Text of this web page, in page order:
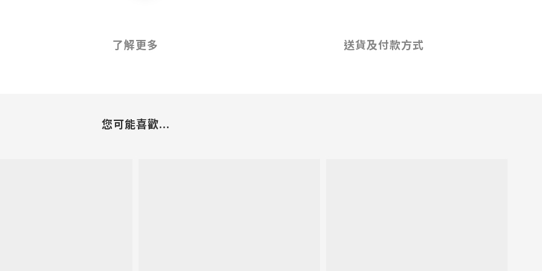
了解更多 送貨及付款方式
您可能喜歡...